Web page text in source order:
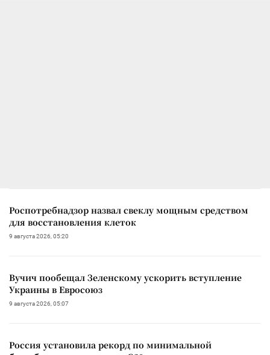
Роспотребнадзор назвал свеклу мощным средством
для восстановления клеток
9 августа 2026, 05:20
Вучич пообещал Зеленскому ускорить вступление
Украины в Евросоюз
9 августа 2026, 05:07
Россия установила рекорд по минимальной